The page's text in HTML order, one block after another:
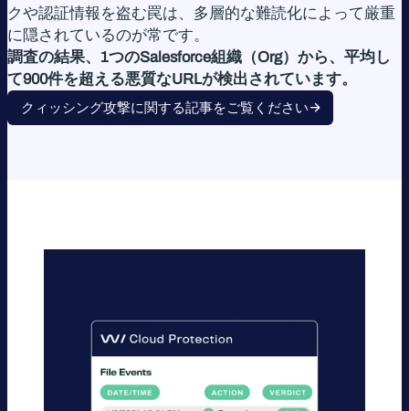
クや認証情報を盗む罠は、多層的な難読化によって厳重
に隠されているのが常です。
調査の結果、1つのSalesforce組織（Org）から、平均し
て900件を超える悪質なURLが検出されています。
クィッシング攻撃に関する記事をご覧ください